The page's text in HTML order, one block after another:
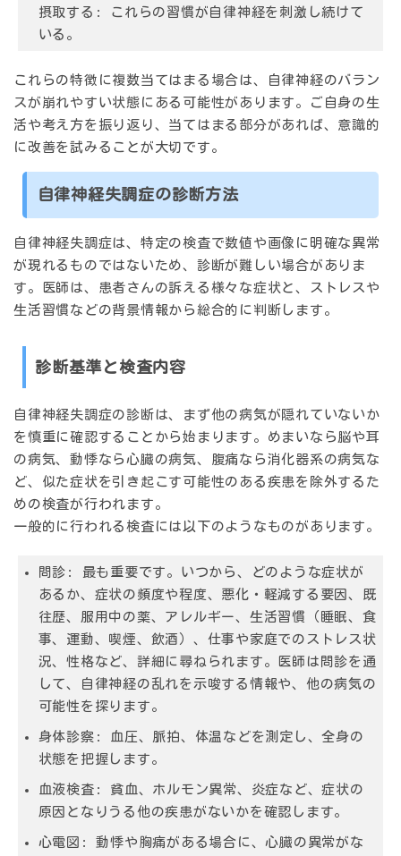
摂取する: これらの習慣が自律神経を刺激し続けて
いる。
これらの特徴に複数当てはまる場合は、自律神経のバラン
スが崩れやすい状態にある可能性があります。ご自身の生
活や考え方を振り返り、当てはまる部分があれば、 意識的
に改善を試みる ことが大切です。
自律神経失調症の診断方法
自律神経失調症は、 特定の検査で数値や画像に明確な異常
が現れるものではない ため、診断が難しい場合がありま
す。医師は、患者さんの訴える様々な症状と、ストレスや
生活習慣などの背景情報から総合的に判断します。
診断基準と検査内容
自律神経失調症の診断は、まず他の病気が隠れていないか
を慎重に確認することから始まります。めまいなら脳や耳
の病気、動悸なら心臓の病気、腹痛なら消化器系の病気な
ど、似た症状を引き起こす可能性のある疾患を 除外する た
めの検査が行われます。
一般的に行われる検査には以下のようなものがあります。
問診 : 最も重要です。いつから、どのような症状が
あるか、症状の頻度や程度、悪化・軽減する要因、既
往歴、服用中の薬、アレルギー、生活習慣（睡眠、食
事、運動、喫煙、飲酒）、仕事や家庭でのストレス状
況、性格など、詳細に尋ねられます。医師は問診を通
して、自律神経の乱れを示唆する情報や、他の病気の
可能性を探ります。
身体診察: 血圧、脈拍、体温などを測定し、全身の
状態を把握します。
血液検査: 貧血、ホルモン異常、炎症など、症状の
原因となりうる他の疾患がないかを確認します。
心電図: 動悸や胸痛がある場合に、心臓の異常がな